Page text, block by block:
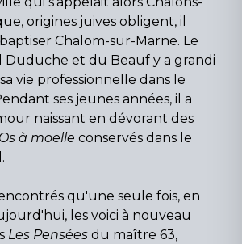
origines juives obligent, il
Chalom-sur-Marne. Le
Duduche et du Beauf y a grandi
vie professionnelle dans le
ses jeunes années, il a
naissant en dévorant des
à moelle conservés dans le
qu'une seule fois, en
les voici à nouveau
Les Pensées du maître 63,